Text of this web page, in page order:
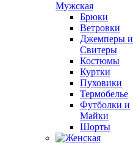
Мужская
Брюки
Ветровки
Джемперы и
Свитеры
Костюмы
Куртки
Пуховики
Термобелье
Футболки и
Майки
Шорты